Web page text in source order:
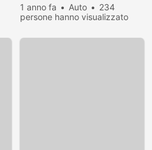
manuale -italiana
1 anno fa Auto
234
persone hanno visualizzato